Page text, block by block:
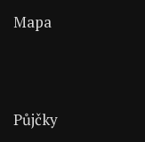
Mapa
Půjčky